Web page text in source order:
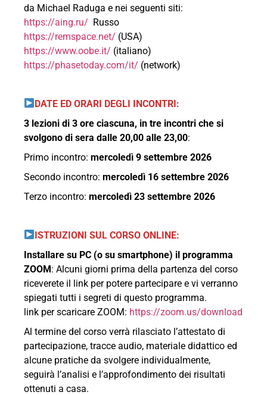
da Michael Raduga e nei seguenti siti:
https://aing.ru/ Russo
https://remspace.net/ (USA)
https://www.oobe.it/ (italiano)
https://phasetoday.com/it/ (network)
DATE ED ORARI DEGLI INCONTRI:
3 lezioni di 3 ore ciascuna,​ in tre incontri che si
svolgono di sera dalle 20,00 alle 23,00:
Primo incontro: mercoledì 9 settembre 2026
Secondo incontro: mercoledì 16 settembre 2026
Terzo incontro: mercoledì 23 settembre 2026
ISTRUZIONI SUL CORSO ONLINE:
Installare su PC (o su smartphone) il programma
ZOOM: Alcuni giorni prima della partenza del corso
riceverete il link per potere partecipare e vi verranno
spiegati tutti i segreti di questo programma.
link per scaricare ZOOM: https://zoom.us/download
Al termine del corso verrà rilasciato l’attestato di
partecipazione, tracce audio, materiale didattico ed
alcune pratiche da svolgere individualmente,
seguirà l’analisi e l’approfondimento dei risultati
ottenuti a casa.